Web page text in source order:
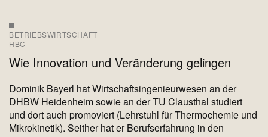
BETRIEBSWIRTSCHAFT
HBC
Wie Innovation und Veränderung gelingen
Dominik Bayerl hat Wirtschaftsingenieurwesen an der
DHBW Heidenheim sowie an der TU Clausthal studiert
und dort auch promoviert (Lehrstuhl für Thermochemie und
Mikrokinetik). Seither hat er Berufserfahrung in den